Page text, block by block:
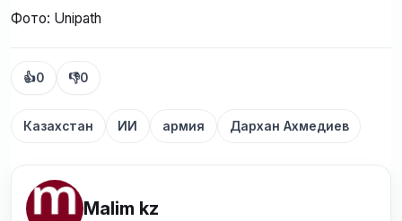
Фото: Unipath
👍0 👎0
Казахстан ИИ армия Дархан Ахмедиев
Malim kz